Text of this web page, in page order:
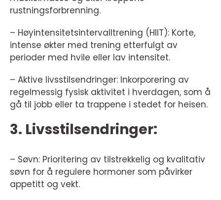
rustningsforbrenning.
– Høyintensitetsintervalltrening (HIIT): Korte,
intense økter med trening etterfulgt av
perioder med hvile eller lav intensitet.
– Aktive livsstilsendringer: Inkorporering av
regelmessig fysisk aktivitet i hverdagen, som å
gå til jobb eller ta trappene i stedet for heisen.
3. Livsstilsendringer:
– Søvn: Prioritering av tilstrekkelig og kvalitativ
søvn for å regulere hormoner som påvirker
appetitt og vekt.